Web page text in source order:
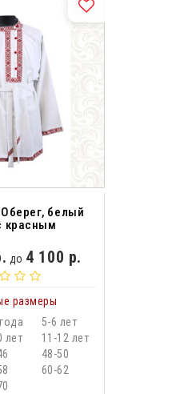
белый
красным
до 4 100 р.
размеры
5-6 лет
лет
11-12 лет
48-50
60-62